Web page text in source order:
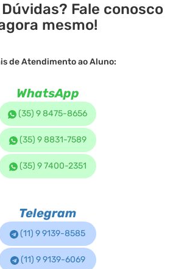
Fale conosco
mesmo!
de Atendimento ao Aluno:
WhatsApp
(35) 9 8475-8656
(35) 9 8831-7589
(35) 9 7400-2351
Telegram
(11) 9 9139-8585
(11) 9 9139-6069